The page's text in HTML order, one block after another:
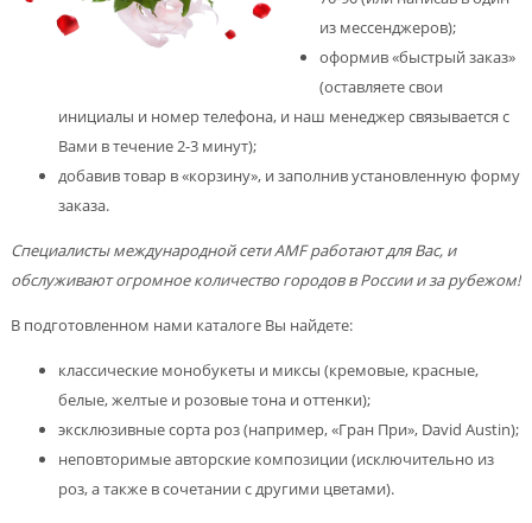
из мессенджеров);
оформив «быстрый заказ»
(оставляете свои
инициалы и номер телефона, и наш менеджер связывается с
Вами в течение 2-3 минут);
добавив товар в «корзину», и заполнив установленную форму
заказа.
Специалисты международной сети AMF работают для Вас, и
обслуживают огромное количество городов в России и за рубежом!
В подготовленном нами каталоге Вы найдете:
классические монобукеты и миксы (кремовые, красные,
белые, желтые и розовые тона и оттенки);
эксклюзивные сорта роз (например, «Гран При», David Austin);
неповторимые авторские композиции (исключительно из
роз, а также в сочетании с другими цветами).